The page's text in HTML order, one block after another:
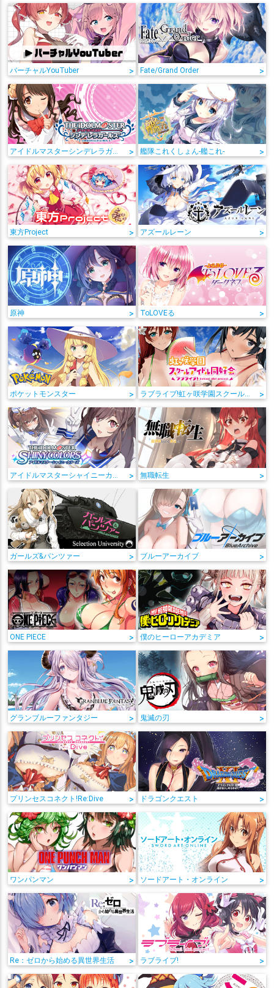
バーチャルYouTuber > Fate/Grand Order >
アイドルマスターシンデレラガールズ > 艦隊これくしょん-艦これ- >
東方Project > アズールレーン >
原神 > ToLOVEる >
ポケットモンスター > ラブライブ!虹ヶ咲学園スクールアイドル同好会 >
> 無職転生 >
ガールズ&パンツァー > ブルーアーカイブ >
ONE PIECE > 僕のヒーローアカデミア >
グランブルーファンタジー > 鬼滅の刃 >
プリンセスコネクト!Re:Dive > ドラゴンクエスト >
ワンパンマン > ソードアート・オンライン >
Re：ゼロから始める異世界生活 > ラブライブ! >